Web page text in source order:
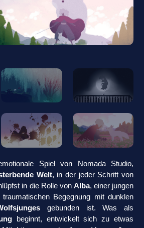
Spiel von Nomada Studio,
Welt, in der jeder Schritt von
in die Rolle von Alba, einer jungen
Begegnung mit dunklen
gebunden ist. Was als
beginnt, entwickelt sich zu etwas